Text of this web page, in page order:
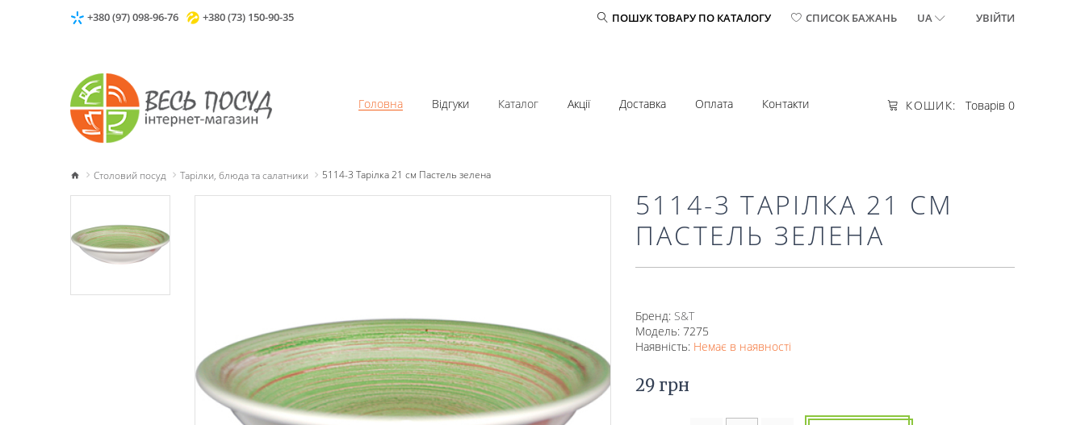
+380 (97) 098-96-76 +380 (73) 150-90-35 ПОШУК ТОВАРУ ПО КАТАЛОГУ СПИСОК БАЖАНЬ UA УВІЙТИ
КОШИК: Товарів 0
Головна Відгуки Каталог Акції Доставка Оплата Контакти
Столовий посуд Тарілки, блюда та салатники 5114-3 Тарілка 21 см Пастель зелена
5114-3 ТАРІЛКА 21 СМ
ПАСТЕЛЬ ЗЕЛЕНА
Бренд: S&T
Модель: 7275
Наявність: Немає в наявності
29 грн